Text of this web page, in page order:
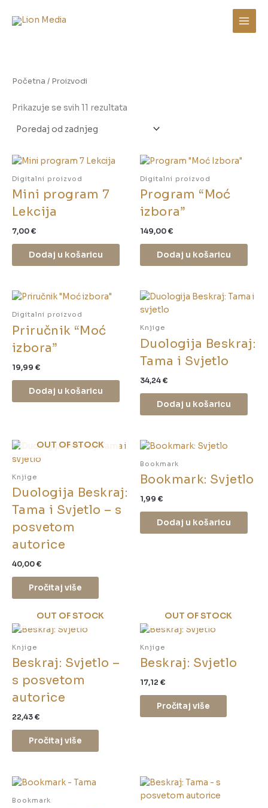
Početna / Proizvodi
Prikazuje se svih 11 rezultata
Digitalni proizvod
Mini program 7
Lekcija
7,00€
Dodaj u košaricu
Digitalni proizvod
Program “Moć
izbora”
149,00€
Dodaj u košaricu
Digitalni proizvod
Priručnik “Moć
izbora”
19,99 €
Dodaj u košaricu
Knjige
Duologija Beskraj:
Tama i Svjetlo
34,24€
Dodaj u košaricu
OUT OF STOCK
Knjige
Duologija Beskraj:
Tama i Svjetlo – s
posvetom
autorice
40,00€
Pročitaj više
Bookmark
Bookmark: Svjetlo
1,99 €
Dodaj u košaricu
OUT OF STOCK
Knjige
Beskraj: Svjetlo –
s posvetom
autorice
22,43€
Pročitaj više
OUT OF STOCK
Knjige
Beskraj: Svjetlo
17,12 €
Pročitaj više
Bookmark